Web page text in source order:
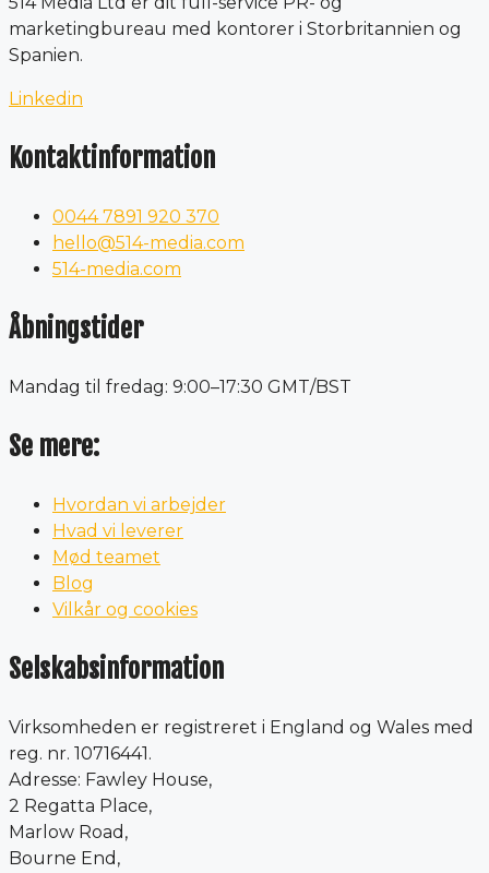
marketingbureau med kontorer i Storbritannien og
Spanien.
Linkedin
Kontaktinformation
0044 7891 920 370
hello@514-media.com
514-media.com
Åbningstider
Mandag til fredag: 9:00–17:30 GMT/BST
Se mere:
Hvordan vi arbejder
Hvad vi leverer
Mød teamet
Blog
Vilkår og cookies
Selskabsinformation
Virksomheden er registreret i England og Wales med
reg. nr. 10716441.
Adresse: Fawley House,
2 Regatta Place,
Marlow Road,
Bourne End,